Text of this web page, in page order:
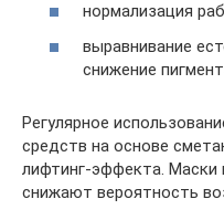
нормализация
выравнивание
снижение
Регулярное
средств на основе
лифтинг-эффекта. Маски
снижают вероятность